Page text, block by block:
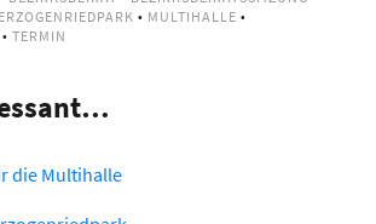
• MULTIHALLE •
• TERMIN
die Multihalle